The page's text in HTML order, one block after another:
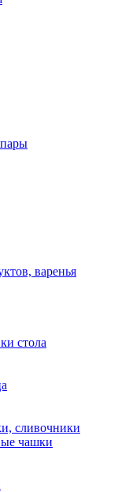
варенья
стола
сливочники
чашки